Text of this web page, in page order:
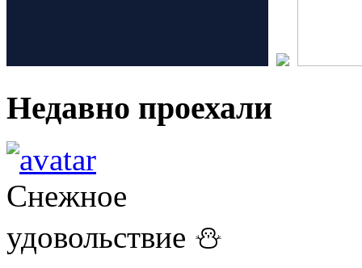
Недавно проехали
Снежное
удовольствие ⛄